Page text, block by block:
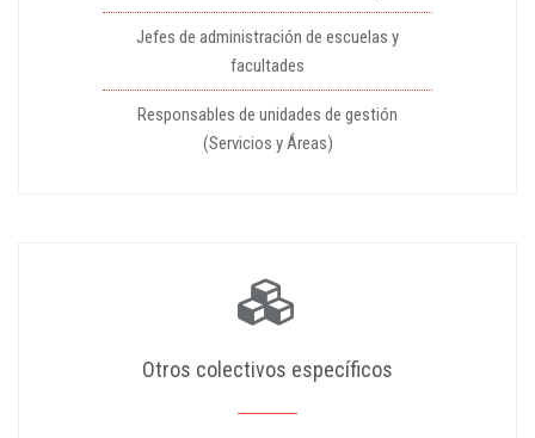
Jefes de administración de escuelas y
facultades
Responsables de unidades de gestión
(Servicios y Áreas)
Otros colectivos específicos